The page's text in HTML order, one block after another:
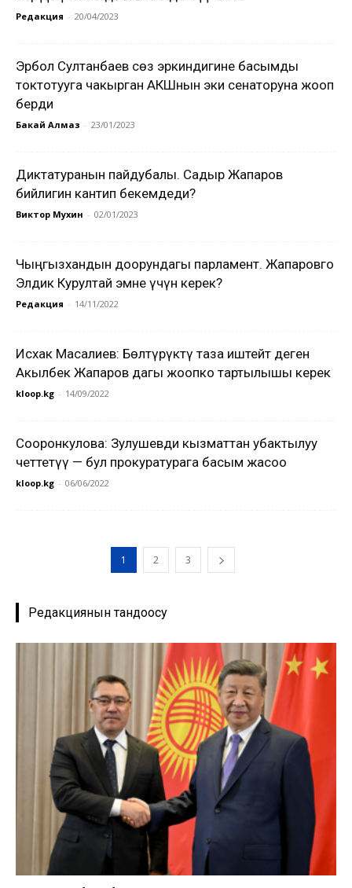
Редакция - 20/04/2023
Эрбол Султанбаев сөз эркиндигине басымды
токтотууга чакырган АКШнын эки сенаторуна жооп
берди
Бакай Алмаз - 23/01/2023
Диктатуранын пайдубалы. Садыр Жапаров
бийлигин кантип бекемдеди?
Виктор Мухин - 02/01/2023
Чыңгызхандын доорундагы парламент. Жапаровго
Элдик Курултай эмне үчүн керек?
Редакция - 14/11/2022
Исхак Масалиев: Бөлтүрүктү таза иштейт деген
Акылбек Жапаров дагы жоопко тартылышы керек
kloop.kg - 14/09/2022
Сооронкулова: Зулушевди кызматтан убактылуу
четтетүү — бул прокуратурага басым жасоо
kloop.kg - 06/06/2022
1 2 3
Редакциянын тандоосу